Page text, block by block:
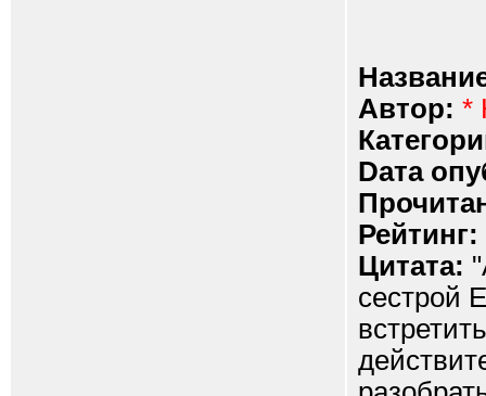
Автор: *
Dата
Рейтинг:
Цитата:
сестрой